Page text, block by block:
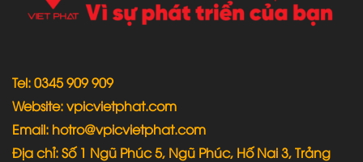
Tel: 0345 909 909
Website: vpicvietphat.com
Email: hotro@vpicvietphat.com
Địa chỉ: Số 1 Ngũ Phúc 5, Ngũ Phúc, Hố Nai 3, Trảng